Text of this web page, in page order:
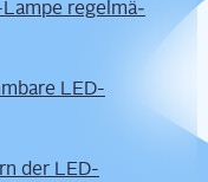
Lam­pe regel­mä­
LED-
der LED-